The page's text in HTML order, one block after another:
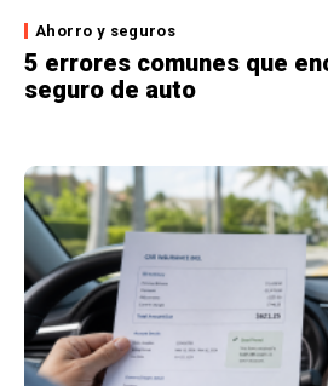
Ahorro y seguros
5 errores comunes que
seguro de auto